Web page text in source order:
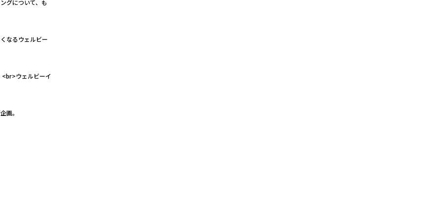
グについて、も
なるウェルビー
<br>ウェルビーイ
画。